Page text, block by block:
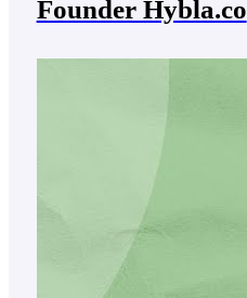
Founder Hybla.co